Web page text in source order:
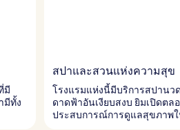
มี
มีทั้ง
สปาและสวนแห่งความสุข
โรงแรมแห่งนี้มีบริการสปาน
ดาดฟ้าอันเงียบสงบ ยิมเปิดตล
ประสบการณ์การดูแลสุขภาพ